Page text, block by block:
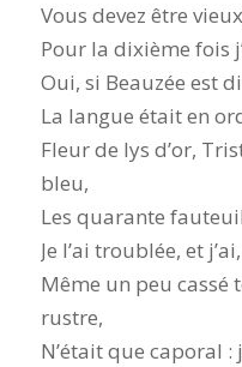
Vous devez être
Pour la dixième fois
Oui, si Beauzée est
La langue était en
Fleur de lys d’or,
bleu,
Les quarante
Je l’ai troublée, et
Même un peu cassé
rustre,
N’était que caporal :